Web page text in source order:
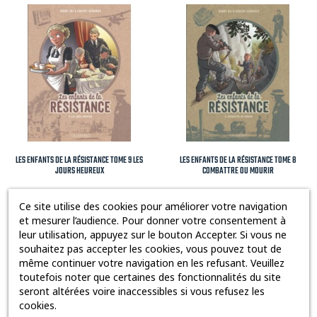
LES ENFANTS DE LA RÉSISTANCE TOME 9 LES
JOURS HEUREUX
Prix
13,45 €
LES ENFANTS DE LA RÉSISTANCE TOME 8
COMBATTRE OU MOURIR
13,45 €
Ce site utilise des cookies pour améliorer votre navigation
et mesurer l’audience. Pour donner votre consentement à
leur utilisation, appuyez sur le bouton Accepter. Si vous ne
souhaitez pas accepter les cookies, vous pouvez tout de
même continuer votre navigation en les refusant. Veuillez
toutefois noter que certaines des fonctionnalités du site
seront altérées voire inaccessibles si vous refusez les
cookies.